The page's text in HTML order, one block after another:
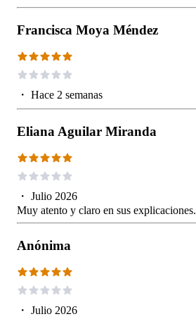
Francisca Moya Méndez
・ Hace 2 semanas
Eliana Aguilar Miranda
・ Julio 2026
Muy atento y claro en sus explicaciones.
Anónima
・ Julio 2026